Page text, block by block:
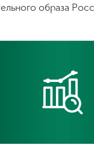
образа